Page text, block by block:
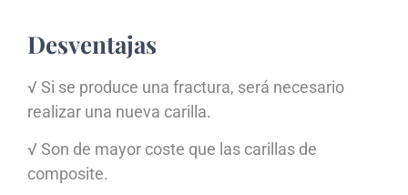
Desventajas
√ Si se produce una fractura, será necesario
realizar una nueva carilla.
√ Son de mayor coste que las carillas de
composite.